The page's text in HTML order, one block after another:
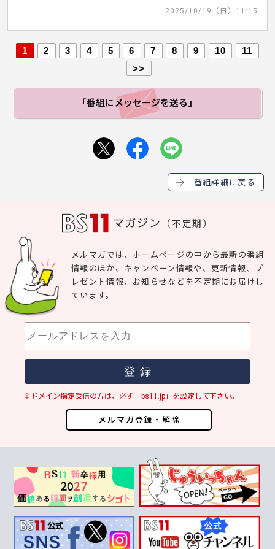
2025/10/19（日）11:15
1 2 3 4 5 6 7 8 9 10
11
>>
「番組にメッセージを送る」
番組詳細に戻る
マガジン （不定期）
メルマガ登録・解除
メルマガでは、ホームページの中から最新の番組
情報のほか、キャンペーン情報や、更新情報、プ
レゼント情報、お知らせなどを不定期にお届けし
ています。
※ドメイン指定受信の方は、必ず「bs11.jp」を設定して下さい。